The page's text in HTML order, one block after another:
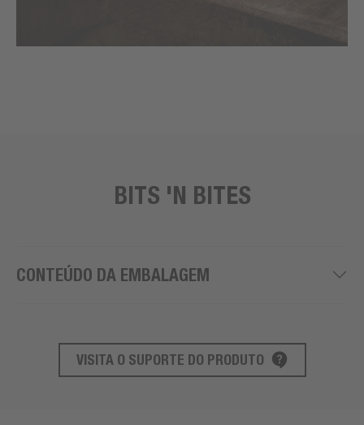
BITS 'N BITES
CONTEÚDO DA EMBALAGEM
SUPORTE AO PRODUTO
VISITA O SUPORTE DO PRODUTO